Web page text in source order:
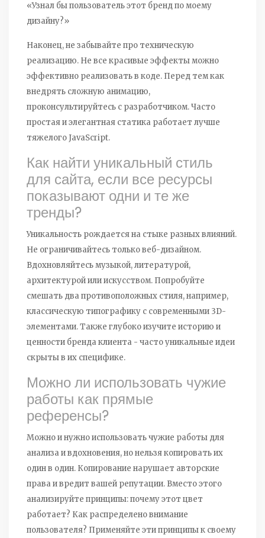
«Узнал бы пользователь этот бренд по моему
дизайну?»
Наконец, не забывайте про техническую
реализацию. Не все красивые эффекты можно
эффективно реализовать в коде. Перед тем как
внедрять сложную анимацию,
проконсультируйтесь с разработчиком. Часто
простая и элегантная статика работает лучше
тяжелого JavaScript.
Как найти уникальный стиль
для сайта, если все ресурсы
показывают одни и те же
тренды?
Уникальность рождается на стыке разных влияний.
Не ограничивайтесь только веб-дизайном.
Вдохновляйтесь музыкой, литературой,
архитектурой или искусством. Попробуйте
смешать два противоположных стиля, например,
классическую типографику с современными 3D-
элементами. Также глубоко изучите историю и
ценности бренда клиента - часто уникальные идеи
скрыты в их специфике.
Можно ли использовать чужие
работы как прямые
референсы?
Можно и нужно использовать чужие работы для
анализа и вдохновения, но нельзя копировать их
один в один. Копирование нарушает авторские
права и вредит вашей репутации. Вместо этого
анализируйте принципы: почему этот цвет
работает? Как распределено внимание
пользователя? Применяйте эти принципы к своему